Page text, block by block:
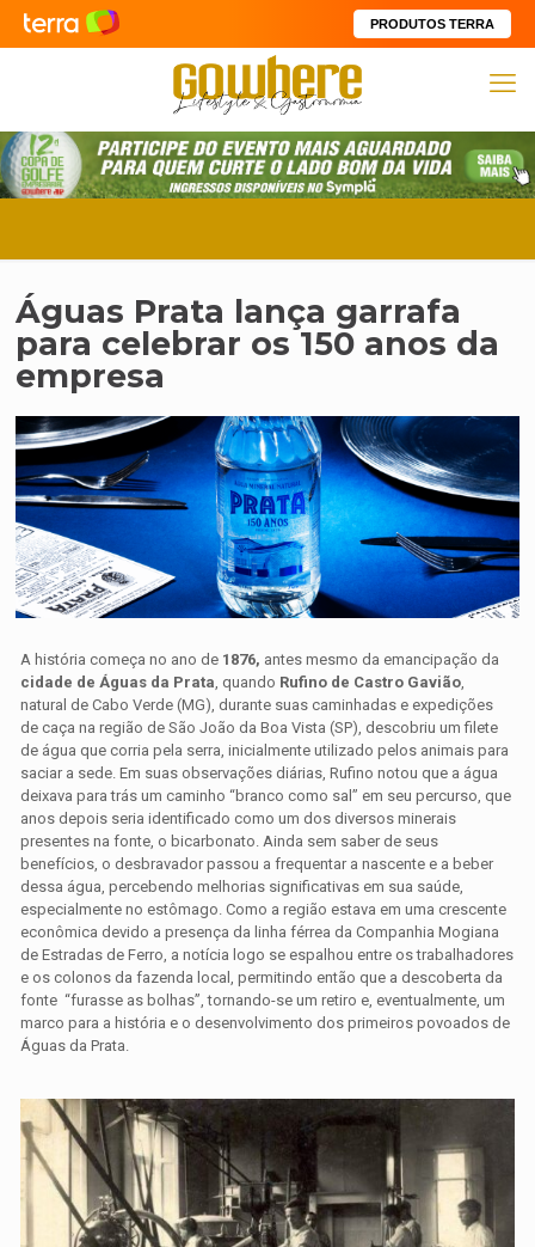
PRODUTOS TERRA
Águas Prata lança garrafa
para celebrar os 150 anos da
empresa
A história começa no ano de 1876, antes mesmo da emancipação da
cidade de Águas da Prata, quando Rufino de Castro Gavião,
natural de Cabo Verde (MG), durante suas caminhadas e expedições
de caça na região de São João da Boa Vista (SP), descobriu um filete
de água que corria pela serra, inicialmente utilizado pelos animais para
saciar a sede. Em suas observações diárias, Rufino notou que a água
deixava para trás um caminho “branco como sal” em seu percurso, que
anos depois seria identificado como um dos diversos minerais
presentes na fonte, o bicarbonato. Ainda sem saber de seus
benefícios, o desbravador passou a frequentar a nascente e a beber
dessa água, percebendo melhorias significativas em sua saúde,
especialmente no estômago. Como a região estava em uma crescente
econômica devido a presença da linha férrea da Companhia Mogiana
de Estradas de Ferro, a notícia logo se espalhou entre os trabalhadores
e os colonos da fazenda local, permitindo então que a descoberta da
fonte “furasse as bolhas”, tornando-se um retiro e, eventualmente, um
marco para a história e o desenvolvimento dos primeiros povoados de
Águas da Prata.